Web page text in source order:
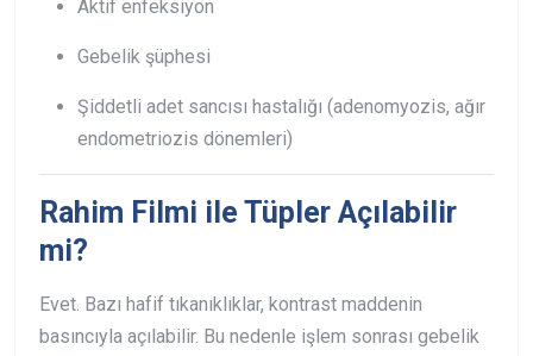
Aktif enfeksiyon
Gebelik şüphesi
Şiddetli adet sancısı hastalığı (adenomyozis, ağır
endometriozis dönemleri)
Rahim Filmi ile Tüpler Açılabilir
mi?
Evet. Bazı hafif tıkanıklıklar, kontrast maddenin
basıncıyla açılabilir. Bu nedenle işlem sonrası gebelik